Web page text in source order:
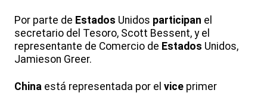
Por parte de Estados Unidos participan el
secretario del Tesoro, Scott Bessent, y el
representante de Comercio de Estados Unidos,
Jamieson Greer.
China está representada por el vice primer